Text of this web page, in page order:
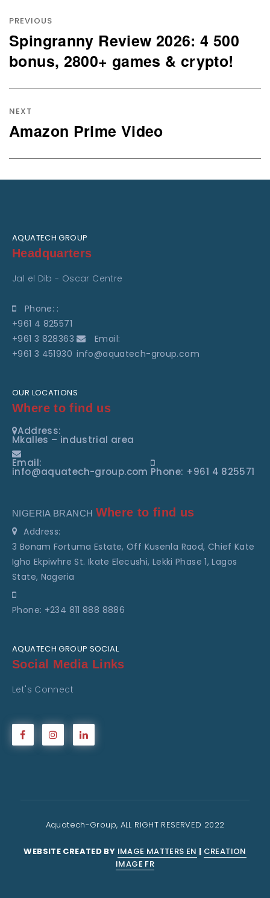
navigation
PREVIOUS
Previous
post:
Spingranny Review 2026: 4 500
bonus, 2800+ games & crypto!
NEXT
Next
Amazon Prime Video
AQUATECH GROUP
Headquarters
Jal el Dib - Oscar Centre
Phone: :
+961 4 825571
+961 3 828363
+961 3 451930
Email:
info@aquatech-group.com
OUR LOCATIONS
Where to find us
Address:
Mkalles – industrial area
Email:
info@aquatech-group.com Phone: +961 4 825571
NIGERIA BRANCH Where to find us
Address:
3 Bonam Fortuma Estate, Off Kusenla Raod, Chief Kate
Igho Ekpiwhre St. Ikate Elecushi, Lekki Phase 1, Lagos
State, Nageria
Phone: +234 811 888 8886
AQUATECH GROUP SOCIAL
Social Media Links
Let's Connect
Aquatech-Group, ALL RIGHT RESERVED 2022
WEBSITE CREATED BY IMAGE MATTERS EN | CREATION
IMAGE FR